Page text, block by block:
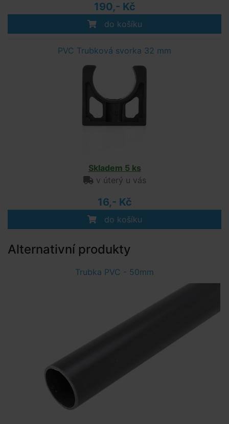
190,- Kč
do košíku
PVC Trubková svorka 32 mm
Skladem 5 ks
v úterý u vás
16,- Kč
do košíku
Alternativní produkty
Trubka PVC - 50mm